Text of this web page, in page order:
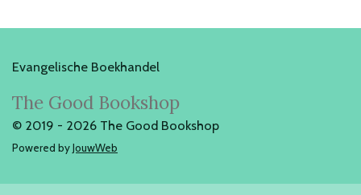
Evangelische Boekhandel
The Good Bookshop
© 2019 - 2026 The Good Bookshop
Powered byJouwWeb